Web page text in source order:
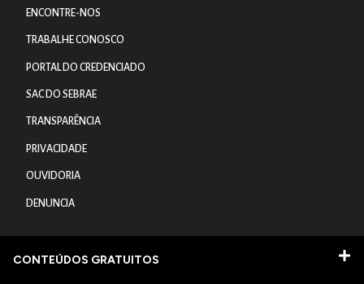
ENCONTRE-NOS
TRABALHE CONOSCO
PORTAL DO CREDENCIADO
SAC DO SEBRAE
TRANSPARÊNCIA
PRIVACIDADE
OUVIDORIA
DENUNCIA
CONTEÚDOS GRATUITOS